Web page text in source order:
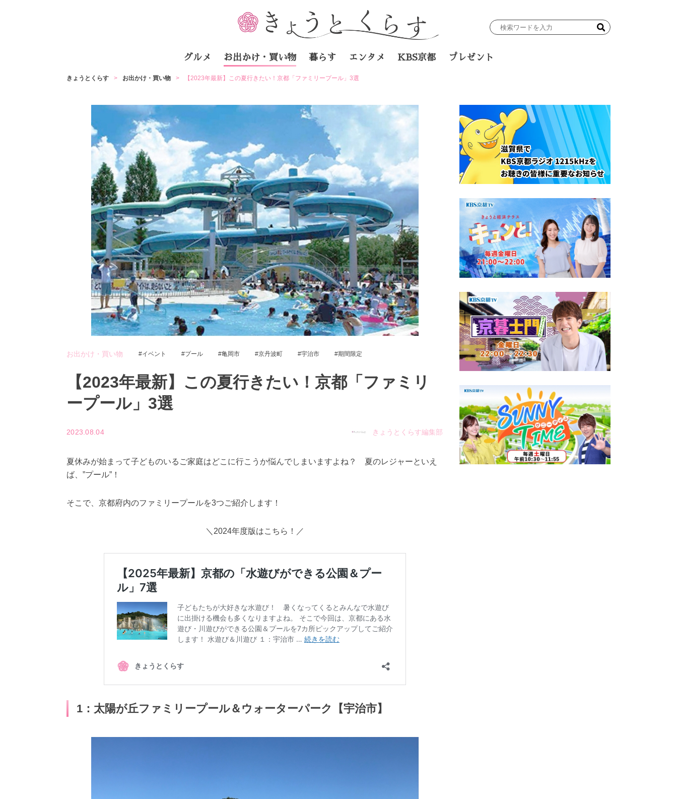
検
力
グルメ お出かけ・買い物 暮らす エンタメ KBS京都 プレゼント
きょうとくらす お出かけ・買い物 【2023年最新】この夏行きたい！京都「ファミリープール」3選
お出かけ・買い物 イベント プール 亀岡市 京丹波町 宇治市 期間限定
【2023年最新】この夏行きたい！京都「ファミリ
ープール」3選
2023.08.04 きょうとくらす編集部
夏休みが始まって子どものいるご家庭はどこに行こうか悩んでしまいますよね？ 夏のレジャーといえ
ば、”プール”！
そこで、京都府内のファミリープールを3つご紹介します！
＼2024年度版はこちら！／
1：太陽が丘ファミリープール＆ウォーターパーク【宇治市】